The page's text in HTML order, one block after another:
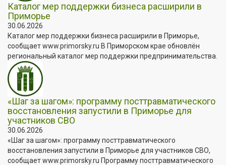
Каталог мер поддержки бизнеса расширили в
Приморье
30.06.2026
Каталог мер поддержки бизнеса расширили в Приморье,
сообщает www.primorsky.ru В Приморском крае обновлён
региональный каталог мер поддержки предпринимательства.
«Шаг за шагом»: программу посттравматического
восстановления запустили в Приморье для
участников СВО
30.06.2026
«Шаг за шагом»: программу посттравматического
восстановления запустили в Приморье для участников СВО,
сообщает www.primorsky.ru Программу посттравматического